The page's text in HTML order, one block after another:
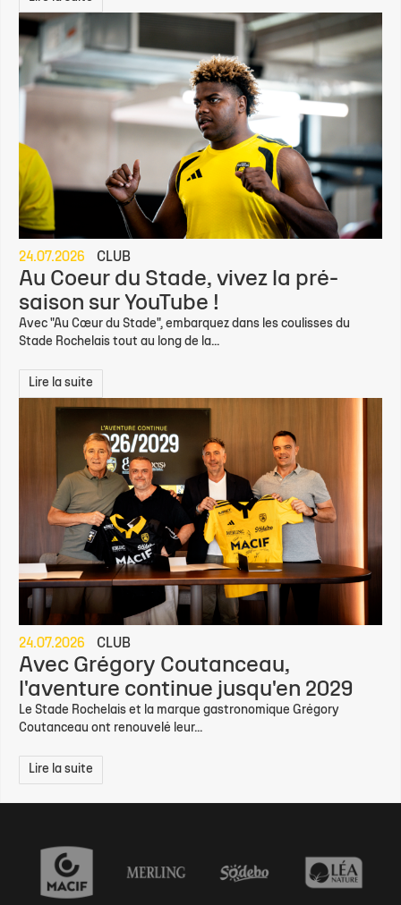
24.07.2026 CLUB
Au Coeur du Stade, vivez la pré-
saison sur YouTube !
Avec "Au Cœur du Stade", embarquez dans les coulisses du
Stade Rochelais tout au long de la...
Lire la suite
24.07.2026 CLUB
Avec Grégory Coutanceau,
l'aventure continue jusqu'en 2029
Le Stade Rochelais et la marque gastronomique Grégory
Coutanceau ont renouvelé leur...
Lire la suite